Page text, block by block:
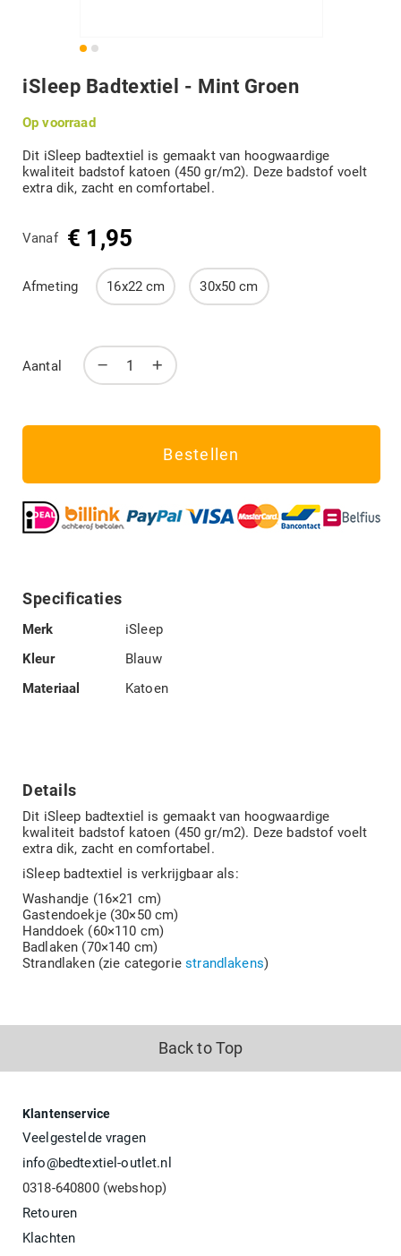
B-KEUZE
MERKEN
Terug
naar
begin
de
afbeeldingengalerij
iSleep Badtextiel - Mint Groen
Op voorraad
Dit iSleep badtextiel is gemaakt van hoogwaardige
kwaliteit badstof katoen (450 gr/m2). Deze badstof voelt
extra dik, zacht en comfortabel.
Vanaf € 1,95
Afmeting 16x22 cm 30x50 cm
Aantal
Bestellen
Specificaties
Specificaties
Merk
iSleep
Kleur
Blauw
Materiaal
Katoen
Details
Dit iSleep badtextiel is gemaakt van hoogwaardige
kwaliteit badstof katoen (450 gr/m2). Deze badstof voelt
extra dik, zacht en comfortabel.
iSleep badtextiel is verkrijgbaar als:
Washandje (16×21 cm)
Gastendoekje (30×50 cm)
Handdoek (60×110 cm)
Badlaken (70×140 cm)
Strandlaken (zie categoriestrandlakens)
Back to Top
Klantenservice
Veelgestelde vragen
info@bedtextiel-outlet.nl
0318-640800 (webshop)
Retouren
Klachten